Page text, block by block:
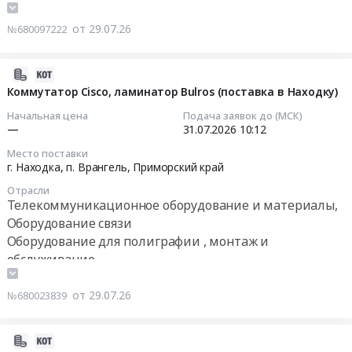
4
№680097222 от 29.07.26
Коммутатор Cisco, ламинатор Bulros (поставка в Находку)
Начальная цена
—
Подача заявок до (МСК)
31.07.2026 10:12
Место поставки
г. Находка, п. Врангель, Приморский край
Отрасли
Телекоммуникационное оборудование и материалы,
Оборудование связи
Оборудование для полиграфии , монтаж и
обслуживание
№680023839 от 29.07.26